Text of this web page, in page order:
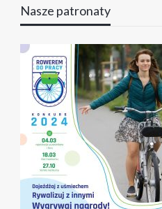
Nasze patronaty